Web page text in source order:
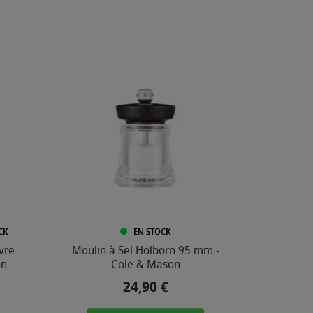
EN STOCK
Moulin à Sel Holborn 95 mm -
Cole & Mason
Prix
24,90 €